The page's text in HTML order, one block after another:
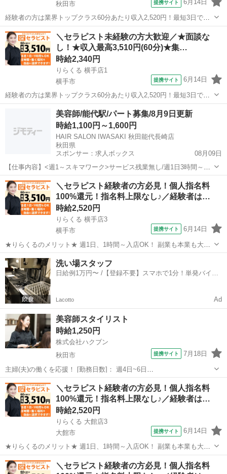
秋田市
提携サイト 6月14日
経験者の方は業界トップクラス60分あたり収入2,520円！最短3日で入
店可 今の収入と環境に満足していますか？ 「もっと高い収入がほし
い」 「安定して稼ぎたい」 その悩み、すべて解決します！ ・全国ト
ップクラスの店舗数...
秋田 秋田市 セラピスト
＼セラピスト未経験の方大歓迎／★面談な
し！★収入最高3,510円(60分)★集…
時給2,340円
りらくる 横手店1
横手市
提携サイト 6月14日
経験者の方は業界トップクラス60分あたり収入2,520円！最短3日で入
店可 今の収入と環境に満足していますか？ 「もっと高い収入がほし
い」 「安定して稼ぎたい」 その悩み、すべて解決します！ ・全国ト
ップクラスの店舗数...
セラピスト
美容師/能代駅/パート募集/8月9日更新
時給1,100円～1,600円
HAIR SALON IWASAKI 秋田能代長崎店
秋田県
スポンサー：求人ボックス
08月09日
【仕事内容】<週1～スキマワーク>サービス残業無し/週1日3時間～扶
養内勤務 定着率88% <募集職種> 美容師 <仕事内容> スタイリスト業
務全般をお任せします。 特殊な技術・ノルマはなく、自分のペースで
長く続けられるサロンワー...
アルバイト・パート
＼セラピスト経験者の方必見！個人指名料
100%還元！指名料上限なし♪／経験者は…
時給2,520円
りらくる 横手店3
横手市
提携サイト 6月14日
★りらくるのメリット★ 週1日、1時間～入店OK！ 副業も本業も大歓
迎 りらくるはスマホ1つでカンタンに時間、日程、店舗を選べる「入
店エントリー制」で、 自分のスキマ時間で稼げて、本業・家庭・趣味
と両立しやすい♪ 全国の...
秋田 横手市 セラピスト
洗い場スタッフ
日給例1万円〜 /【登録不要】スマホで1分！単発バイト
Lacotto Ad
美容師スタイリスト
時給1,250円
株式会社ハクブン
秋田市
提携サイト 7月18日
主婦(夫)の働くを応援！ [勤務日数]： 週4日~6日
09:00~12:00/10:00~14:00/13:00~16:00/15:00~18:00/09:00~18:00 月/
火/水/木/金/土/日 などから選べます ...
秋田 秋田市 美容師
＼セラピスト経験者の方必見！個人指名料
100%還元！指名料上限なし♪／経験者は…
時給2,520円
りらくる 大館店3
大館市
提携サイト 6月14日
★りらくるのメリット★ 週1日、1時間～入店OK！ 副業も本業も大歓
迎 りらくるはスマホ1つでカンタンに時間、日程、店舗を選べる「入
店エントリー制」で、 自分のスキマ時間で稼げて、本業・家庭・趣味
秋田 大館市 セラピスト
＼セラピスト経験者の方必見！個人指名料